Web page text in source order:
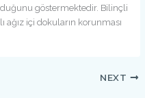
göstermektedir. Bilinçli
ağız içi dokuların korunması
NEXT